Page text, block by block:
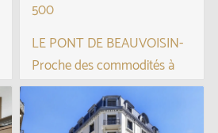
500
LE PONT DE BEAUVOISIN-
Proche des commodités à
pieds ( école, gare SNCF,
commerces, centre